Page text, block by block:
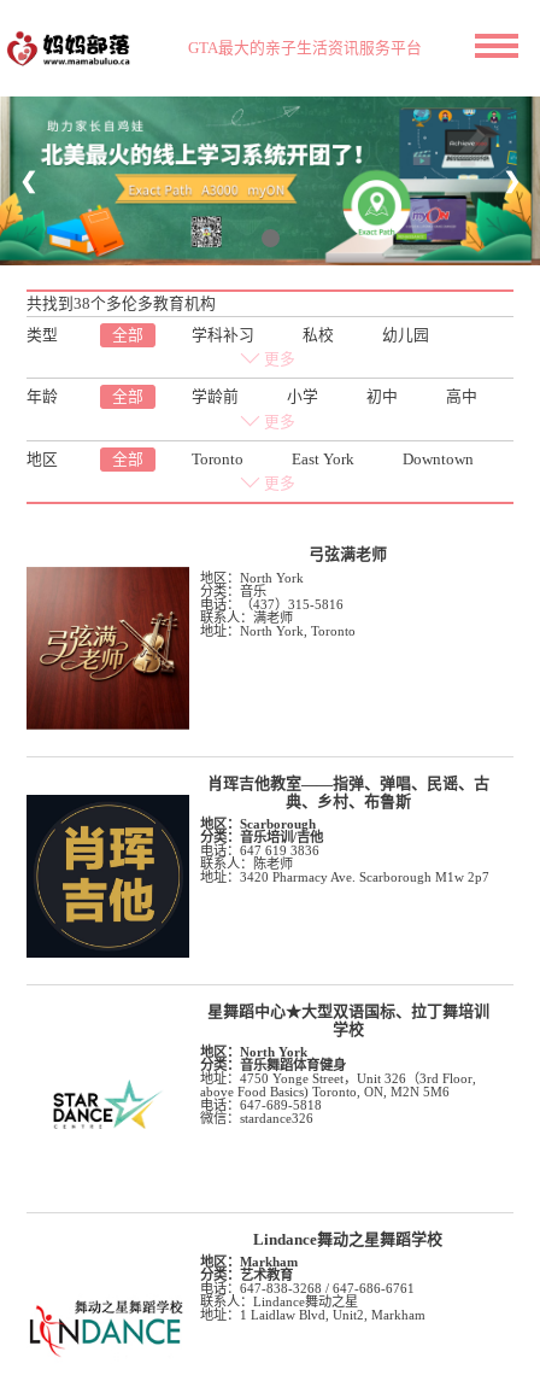
GTA最大的亲子生活资讯服务平台
❮ ❯
共找到38个多伦多教育机构
类型
全部 学科补习 私校
幼儿园
学业规划 更多
年龄 全部 学龄前 小学 初中
高中
更多
地区 全部 Toronto East York
Downtown
Scarborough
Markham
Richmond Hill
Vaughan
Thornhill
Ottawa
更多
弓弦满老师
地区：North York
分类：音乐
电话：（437）315-5816
联系人：满老师
地址：North York, Toronto
肖珲吉他教室——指弹、弹唱、民谣、古
典、乡村、布鲁斯
地区： Scarborough
分类： 音乐培训/吉他
电话：647 619 3836
联系人：陈老师
地址：3420 Pharmacy Ave. Scarborough M1w 2p7
星舞蹈中心★大型双语国标、拉丁舞培训
学校
地区： North York
分类： 音乐舞蹈体育健身
地址：4750 Yonge Street，Unit 326（3rd Floor,
above Food Basics) Toronto, ON, M2N 5M6
电话：647-689-5818
微信：stardance326
Lindance舞动之星舞蹈学校
地区： Markham
分类： 艺术教育
电话：647-838-3268 / 647-686-6761
联系人：Lindance舞动之星
地址：1 Laidlaw Blvd, Unit2, Markham